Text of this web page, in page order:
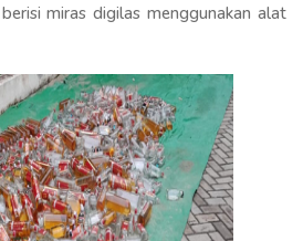
miras digilas menggunakan alat